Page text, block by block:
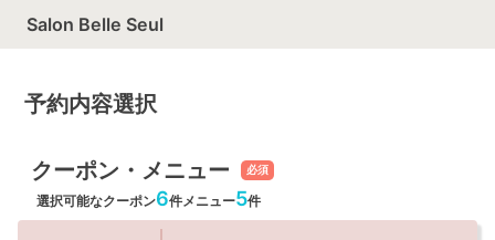
Salon Belle Seul
予約内容選択
クーポン・メニュー 必須
選択可能なクーポン6件 メニュー5件